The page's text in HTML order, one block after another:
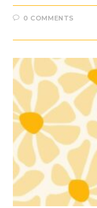
0 COMMENTS